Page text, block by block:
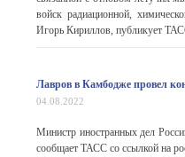
войск радиационной,
Игорь Кириллов, публикует
Лавров в Камбодже провел
04.08.2022
Министр иностранных дел
сообщает ТАСС со ссылкой на